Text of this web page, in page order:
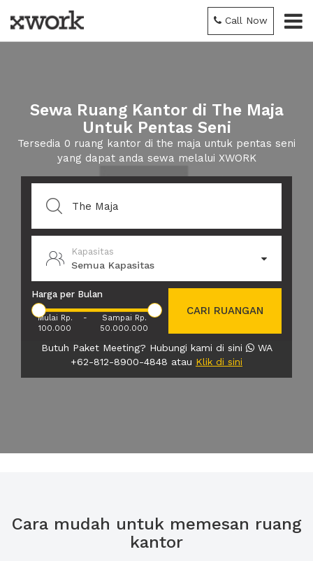
Call Now
Sewa Ruang Kantor di The Maja
Untuk Pentas Seni
Tersedia 0 ruang kantor di the maja untuk pentas seni
yang dapat anda sewa melalui XWORK
Kapasitas
Semua Kapasitas
Harga per Bulan
Mulai Rp.
100.000
-
Sampai Rp.
50.000.000
CARI RUANGAN
Butuh Paket Meeting? Hubungi kami di sini
WA
+62-812-8900-4848 atau Klik di sini
Cara mudah untuk memesan ruang
kantor